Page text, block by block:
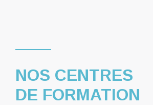
NOS CENTRES
DE FORMATION